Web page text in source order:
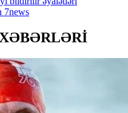
7news